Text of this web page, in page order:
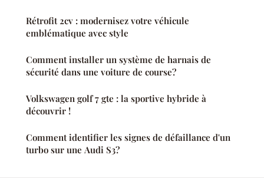
Rétrofit 2cv : modernisez votre véhicule
emblématique avec style
Comment installer un système de harnais de
sécurité dans une voiture de course?
Volkswagen golf 7 gte : la sportive hybride à
découvrir !
Comment identifier les signes de défaillance d'un
turbo sur une Audi S3?